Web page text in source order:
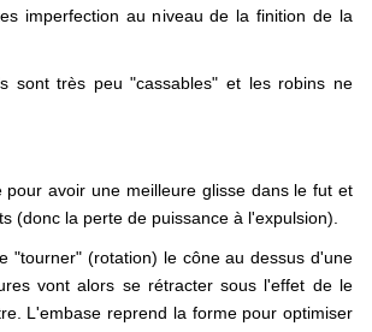
Livre
Lancer et Arts Martiaux
Tutos Sarbacane
BLOG
imperfection au niveau de la finition de la
sont très peu "cassables" et les robins ne
pour avoir une meilleure glisse dans le fut et
(donc la perte de puissance à l'expulsion).
"tourner" (rotation) le cône au dessus d'une
vont alors se rétracter sous l'effet de le
L'embase reprend la forme pour optimiser